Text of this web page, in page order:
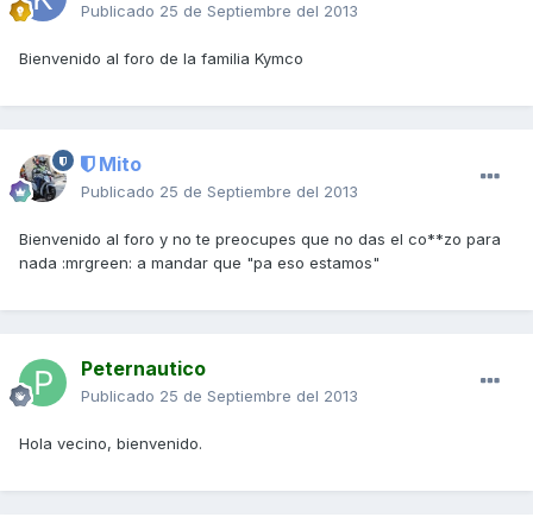
Publicado 25 de Septiembre del 2013
Bienvenido al foro de la familia Kymco
Mito
Publicado 25 de Septiembre del 2013
Bienvenido al foro y no te preocupes que no das el co**zo para
nada :mrgreen: a mandar que "pa eso estamos"
Peternautico
Publicado 25 de Septiembre del 2013
Hola vecino, bienvenido.